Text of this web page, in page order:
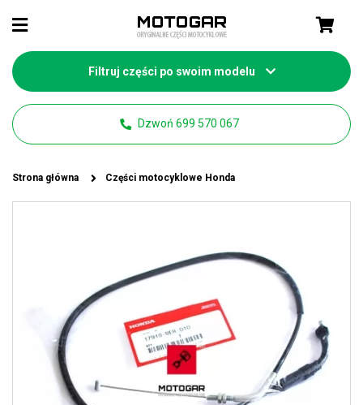
Filtruj części po swoim modelu
Dzwoń 699 570 067
Strona główna Części motocyklowe Honda